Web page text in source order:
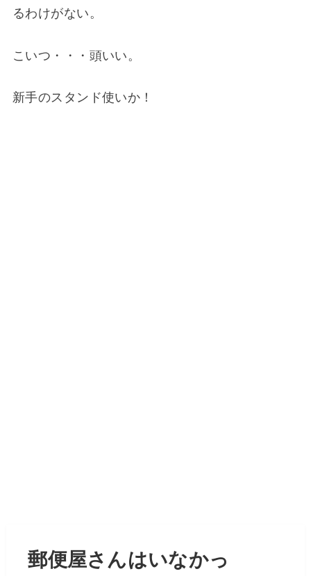
るわけがない。
こいつ・・・頭いい。
新手のスタンド使いか！
郵便屋さんはいなかっ